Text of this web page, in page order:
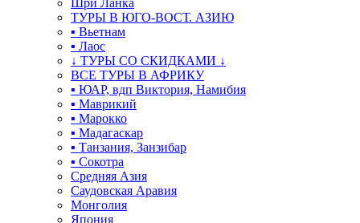
Шри Ланка
ТУРЫ В ЮГО-ВОСТ. АЗИЮ
▪ Вьетнам
▪ Лаос
↓ ТУРЫ СО СКИДКАМИ ↓
ВСЕ ТУРЫ В АФРИКУ
▪ ЮАР, вдп Виктория, Намибия
▪ Маврикий
▪ Марокко
▪ Мадагаскар
▪ Танзания, Занзибар
▪ Сокотра
Средняя Азия
Саудовская Аравия
Монголия
Япония